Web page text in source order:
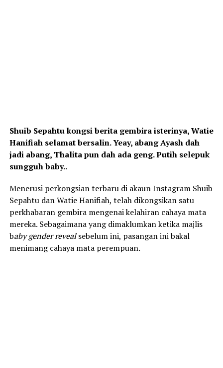
Shuib Sepahtu kongsi berita gembira isterinya, Watie
Hanifiah selamat bersalin. Yeay, abang Ayash dah
jadi abang, Thalita pun dah ada geng. Putih selepuk
sungguh baby..
Menerusi perkongsian terbaru di akaun Instagram Shuib
Sepahtu dan Watie Hanifiah, telah dikongsikan satu
perkhabaran gembira mengenai kelahiran cahaya mata
mereka. Sebagaimana yang dimaklumkan ketika majlis
baby gender revealsebelum ini, pasangan ini bakal
menimang cahaya mata perempuan.